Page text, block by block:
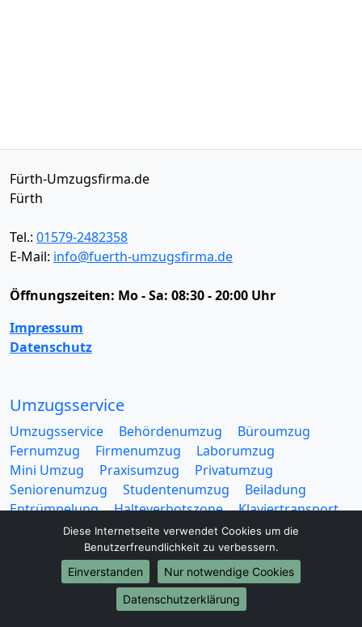
Fürth-Umzugsfirma.de
Fürth
Tel.: 01579-2482358
E-Mail: info@fuerth-umzugsfirma.de
Öffnungszeiten: Mo - Sa: 08:30 - 20:00 Uhr
Impressum
Datenschutz
Umzugsservice
Umzugsservice Behördenumzug
Büroumzug
Fernumzug
Firmenumzug
Laborumzug
Mini Umzug
Praxisumzug
Privatumzug
Seniorenumzug
Studentenumzug
Beiladung
Entrümpelung
Halteverbotszone
Klaviertransport
Möbellift
Haushaltsauflösung
Möbeltaxi
Möbelmitfahrzentrale
Umzugskartons
Diese Internetseite verwendet Cookies um die
Benutzerfreundlichkeit zu verbessern.
Einverstanden
Nur notwendige Cookies
Datenschutzerklärung